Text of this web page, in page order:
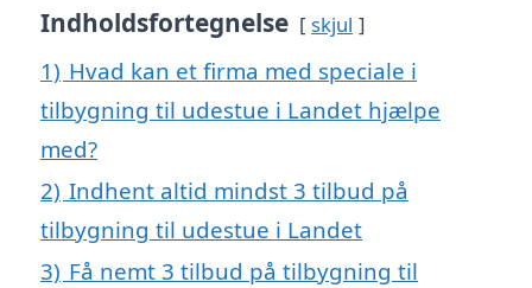
Indholdsfortegnelse skjul
1) Hvad kan et firma med speciale i
tilbygning til udestue i Landet hjælpe
med?
2) Indhent altid mindst 3 tilbud på
tilbygning til udestue i Landet
3) Få nemt 3 tilbud på tilbygning til